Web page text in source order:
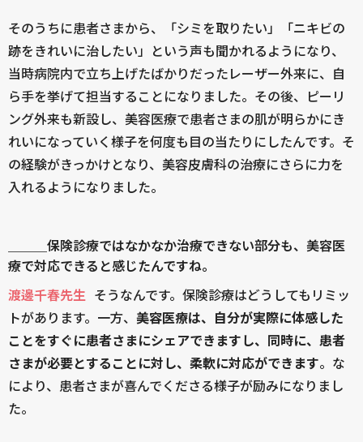
そのうちに患者さまから、「シミを取りたい」「ニキビの
跡をきれいに治したい」という声も聞かれるようになり、
当時病院内で立ち上げたばかりだったレーザー外来に、自
ら手を挙げて担当することになりました。その後、ピーリ
ング外来も新設し、美容医療で患者さまの肌が明らかにき
れいになっていく様子を何度も目の当たりにしたんです。そ
の経験がきっかけとなり、美容皮膚科の治療にさらに力を
入れるようになりました。
＿＿＿保険診療ではなかなか治療できない部分も、美容医
療で対応できると感じたんですね。
渡邊千春先生
そうなんです。保険診療はどうしてもリミッ
トがあります。一方、 美容医療は、自分が実際に体感した
ことをすぐに患者さまにシェアできますし、同時に、患者
さまが必要とすることに対し、柔軟に対応ができます。な
により、患者さまが喜んでくださる様子が励みになりまし
た。